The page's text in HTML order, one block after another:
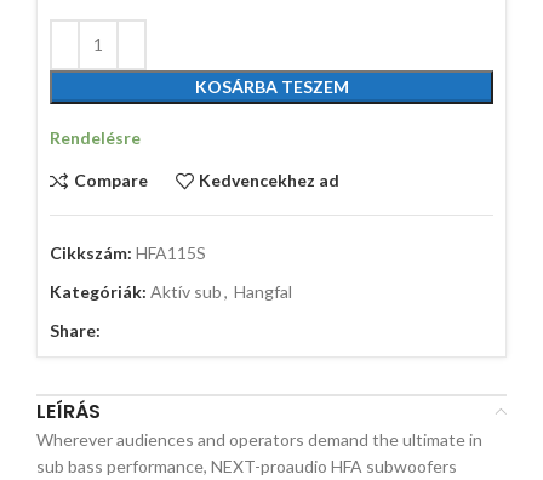
KOSÁRBA TESZEM
Rendelésre
Compare Kedvencekhez ad
Cikkszám: HFA115S
Kategóriák: Aktív sub, Hangfal
Share:
LEÍRÁS
Wherever audiences and operators demand the ultimate in
sub bass performance, NEXT-proaudio HFA subwoofers